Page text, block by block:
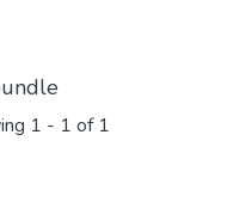
1 - 1 of 1